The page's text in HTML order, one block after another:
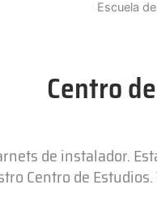
Centro
de instalador.
Centro de Estudios.